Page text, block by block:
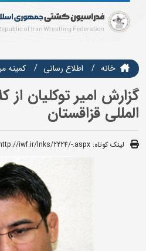
خانه اطلاع رسانی كميته
گزارش امیر توکلیان
المللی قزاقستان
لینک کوتاه: iwf.ir/lnks/2224/-.aspx